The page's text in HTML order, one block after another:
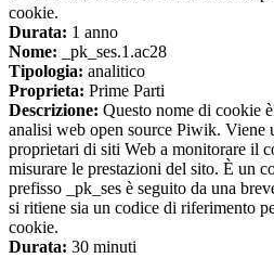
cookie.
Durata: 1 anno
Nome: _pk_ses.1.ac28
Tipologia: analitico
Proprieta: Prime Parti
Descrizione: Questo nome di cookie
analisi web open source Piwik. Viene
proprietari di siti Web a monitorare il
misurare le prestazioni del sito. È un
prefisso _pk_ses è seguito da una
si ritiene sia un codice di riferimento
cookie.
Durata: 30 minuti